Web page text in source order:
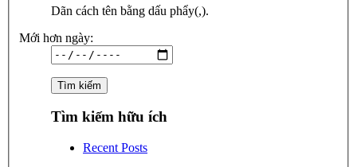
Dãn cách tên bằng dấu phẩy(,).
Mới hơn ngày:
Tìm kiếm hữu ích
Recent Posts